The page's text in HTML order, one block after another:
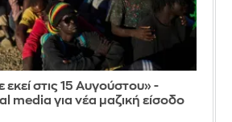
εκεί στις 15 Αυγούστου» -
media για νέα μαζική είσοδο